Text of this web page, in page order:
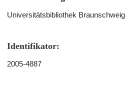
Universitätsbibliothek Braunschweig
Identifikator:
2005-4887